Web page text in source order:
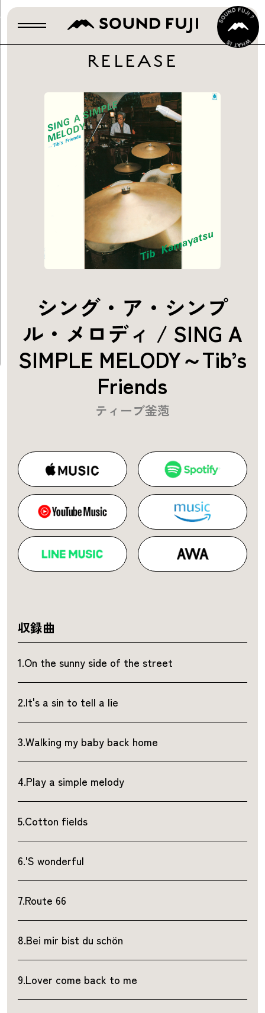
RELEASE
シング・ア・シンプ
ル・メロディ / SING A
SIMPLE MELODY～Tib’s
Friends
ティーブ釜萢
収録曲
1.On the sunny side of the street
2.It's a sin to tell a lie
3.Walking my baby back home
4.Play a simple melody
5.Cotton fields
6.'S wonderful
7.Route 66
8.Bei mir bist du schön
9.Lover come back to me